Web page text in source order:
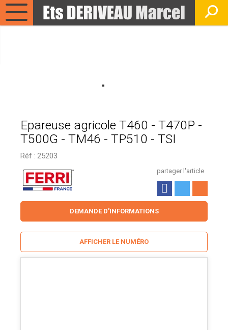
Epareuse agricole T460 - T470P -
T500G - TM46 - TP510 - TSI
Réf : 25203
partager l'article
DEMANDE D'INFORMATIONS
AFFICHER LE NUMÉRO